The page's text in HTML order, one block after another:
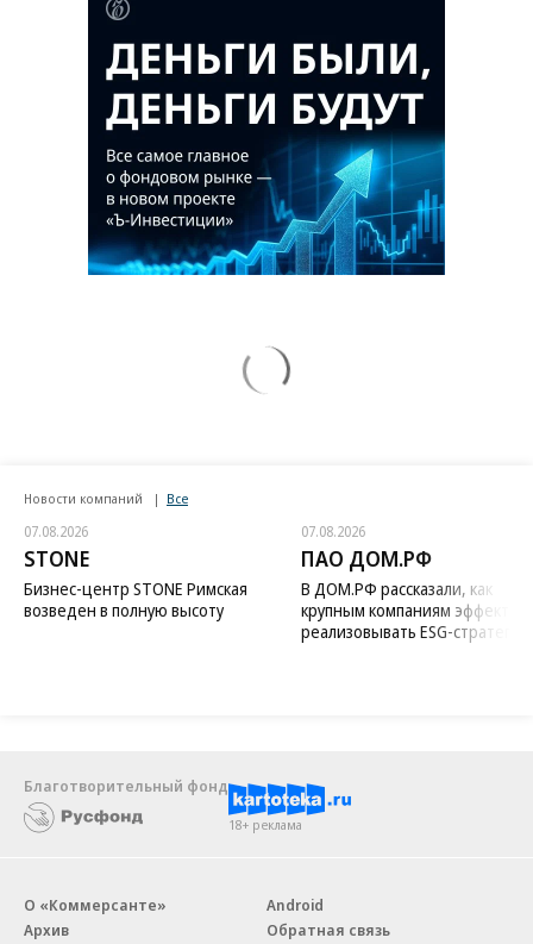
Новости компаний Все
07.08.2026
STONE
Бизнес-центр STONE Римская
возведен в полную высоту
07.08.2026
ПАО ДОМ.РФ
В ДОМ.РФ рассказали, как
крупным компаниям
реализовывать ESG-стратегию
Благотворительный фонд
18+ реклама
О «Коммерсанте»
Архив
Android
Обратная связь